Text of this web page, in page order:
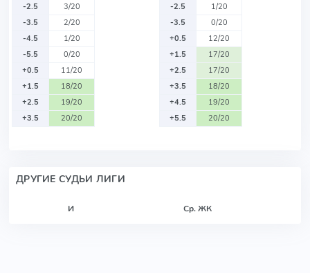
-2.5
3/20
-3.5
2/20
-4.5
1/20
-5.5
0/20
+0.5
11/20
+1.5
18/20
+2.5
19/20
+3.5
20/20
-2.5
1/20
-3.5
0/20
+0.5
12/20
+1.5
17/20
+2.5
17/20
+3.5
18/20
+4.5
19/20
+5.5
20/20
ДРУГИЕ СУДЬИ ЛИГИ
И Ср. ЖК